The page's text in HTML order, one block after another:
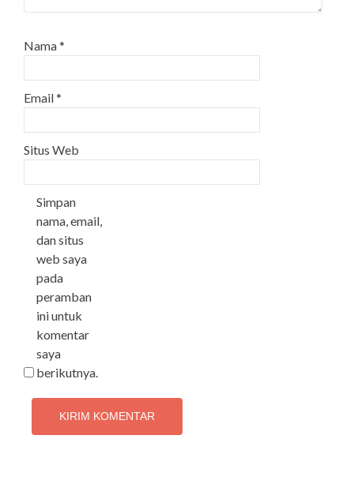
Nama*
Email*
Situs Web
Simpan
nama, email,
dan situs
web saya
pada
peramban
ini untuk
komentar
saya
berikutnya.